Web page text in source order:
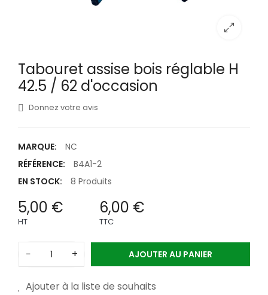
Tabouret assise bois réglable H
42.5 / 62 d'occasion
Donnez votre avis
MARQUE:
NC
RÉFÉRENCE:
B4A1-2
EN STOCK:
8 Produits
5,00 €
HT
6,00 €
TTC
− + AJOUTER AU PANIER
Ajouter à la liste de souhaits